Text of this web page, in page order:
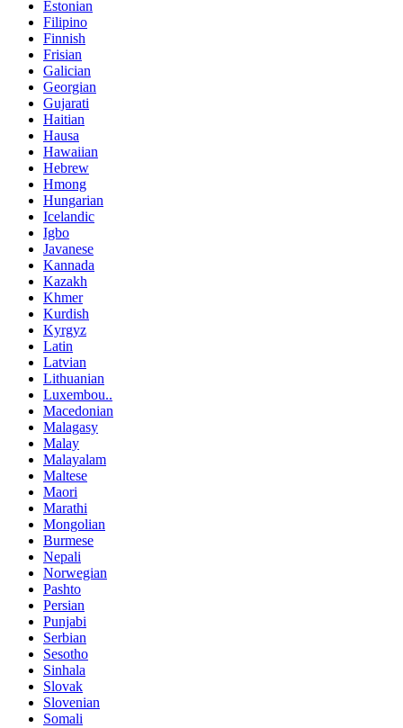
Estonian
Filipino
Finnish
Frisian
Galician
Georgian
Gujarati
Haitian
Hausa
Hawaiian
Hebrew
Hmong
Hungarian
Icelandic
Igbo
Javanese
Kannada
Kazakh
Khmer
Kurdish
Kyrgyz
Latin
Latvian
Lithuanian
Luxembou..
Macedonian
Malagasy
Malay
Malayalam
Maltese
Maori
Marathi
Mongolian
Burmese
Nepali
Norwegian
Pashto
Persian
Punjabi
Serbian
Sesotho
Sinhala
Slovak
Slovenian
Somali